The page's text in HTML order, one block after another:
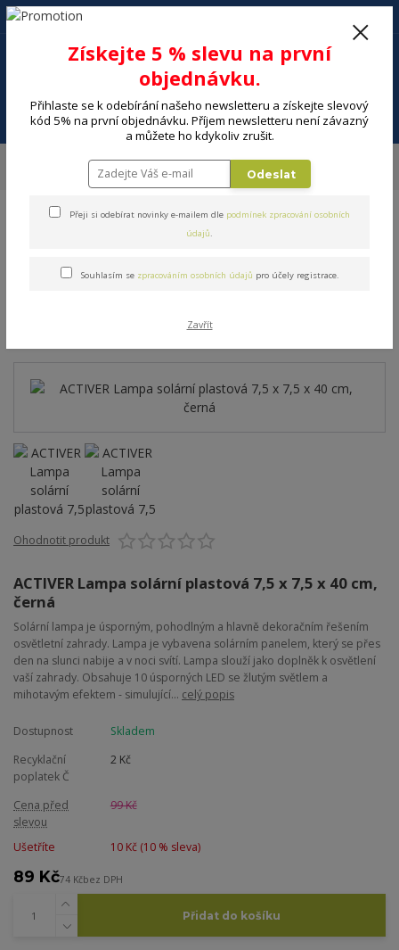
Menu
+420 602 494 600
ACTIVER Lampa solární plastová 7,5 x 7,5 x 40 cm, černá
ACTIVER Lampa solární
plastová 7,5 x 7,5 x 40 cm,
Ohodnotit produkt
ACTIVER Lampa solární plastová 7,5 x 7,5 x 40 cm,
černá
Solární lampa je úsporným, pohodlným a hlavně dekoračním řešením
osvětletní zahrady. Lampa je vybavena solárním panelem, který se přes
den na slunci nabije a v noci svítí. Lampa slouží jako doplněk k osvětlení
vaší zahrady. Obsahuje 10 úsporných LED se žlutým světlem a
mihotavým efektem - simulující... celý popis
Dostupnost
Skladem
Recyklační
poplatek Č
2 Kč
Cena před
slevou
99 Kč
Ušetříte 10 Kč (10% sleva)
89 Kč74 Kčbez DPH
Přidat do košíku
Získejte 5 % slevu na první
objednávku.
Přihlaste se k odebírání našeho newsletteru a získejte slevový
kód 5% na první objednávku. Příjem newsletteru není závazný
a můžete ho kdykoliv zrušit.
Odeslat
Přeji si odebírat novinky e-mailem dle podmínek zpracování osobních
údajů.
Souhlasím se zpracováním osobních údajů pro účely registrace.
Zavřít